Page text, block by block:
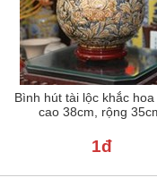
Bình hút tài lộc khắc hoa
cao 38cm, rộng
1đ